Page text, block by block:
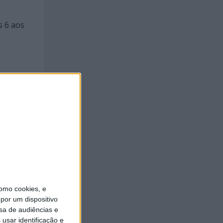
cookies, e
um dispositivo
de audiências e
identificação e
6 aos
de
Branca